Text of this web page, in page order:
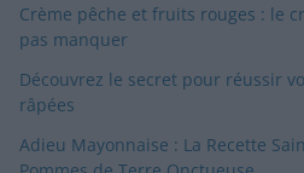
Crème pêche et fruits rouges : le
pas manquer
Découvrez le secret pour réussir
râpées
Adieu Mayonnaise : La Recette